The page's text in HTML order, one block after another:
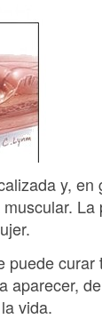
y,
puede
aparecer,
vida.